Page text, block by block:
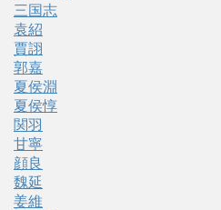
三国志
袁紹
賈詡
郭嘉
夏侯淵
夏侯惇
関羽
甘寧
顔良
魏延
姜維